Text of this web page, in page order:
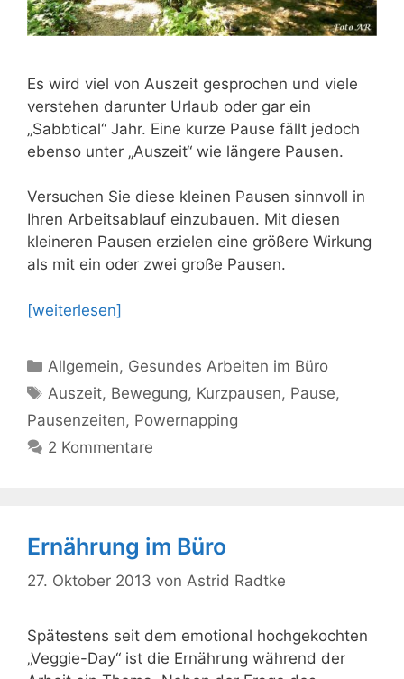
Es wird viel von Auszeit gesprochen und viele
verstehen darunter Urlaub oder gar ein
„Sabbtical“ Jahr. Eine kurze Pause fällt jedoch
ebenso unter „Auszeit“ wie längere Pausen.
Versuchen Sie diese kleinen Pausen sinnvoll in
Ihren Arbeitsablauf einzubauen. Mit diesen
kleineren Pausen erzielen eine größere Wirkung
als mit ein oder zwei große Pausen.
[weiterlesen]
Kategorien
Allgemein, Gesundes Arbeiten im Büro
Schlagwörter
Auszeit, Bewegung, Kurzpausen, Pause,
Pausenzeiten, Powernapping
2 Kommentare
Ernährung im Büro
27. Oktober 2013 von Astrid Radtke
Spätestens seit dem emotional hochgekochten
„Veggie-Day“ ist die Ernährung während der